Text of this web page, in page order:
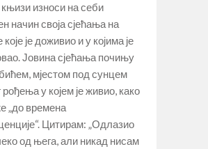
износи на себи
начин своја сјећања на
које је доживио и у којима је
Јовина сјећања почињу
мјестом под сунцем
рођења у којем је живио, како
„до времена
Цитирам: „Одлазио
од њега, али никад нисам